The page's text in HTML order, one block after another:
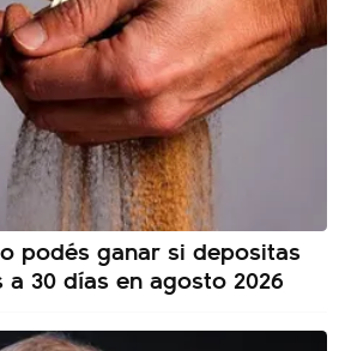
podés ganar si depositas
a 30 días en agosto 2026